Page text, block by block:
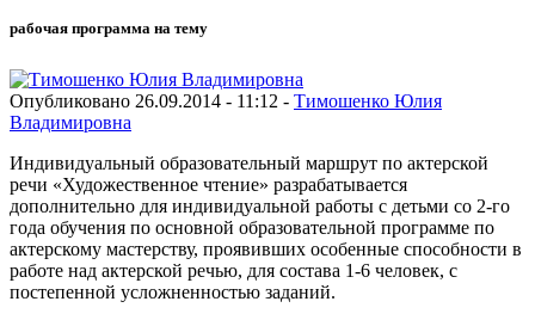
рабочая программа на тему
Опубликовано 26.09.2014 - 11:12 - Тимошенко Юлия
Владимировна
Индивидуальный образовательный маршрут по актерской
речи «Художественное чтение» разрабатывается
дополнительно для индивидуальной работы с детьми со 2-го
года обучения по основной образовательной программе по
актерскому мастерству, проявивших особенные способности в
работе над актерской речью, для состава 1-6 человек, с
постепенной усложненностью заданий.